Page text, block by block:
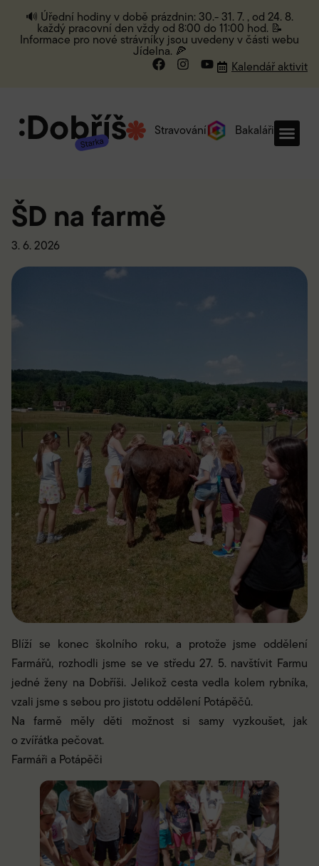
🔊 Úřední hodiny v době prázdnin: 30.- 31. 7. , od 24. 8.
každý pracovní den vždy od 8:00 do 11:00 hod. 📝
Informace pro nové strávníky jsou uvedeny v části webu
Jídelna. 🍕
Kalendář aktivit
Stravování Bakaláři
ŠD na farmě
3. 6. 2026
Blíží se konec školního roku, a protože jsme oddělení
Farmářů, rozhodli jsme se ve středu 27. 5. navštívit Farmu
jedné ženy na Dobříši. Jelikož cesta vedla kolem rybníka,
vzali jsme s sebou pro jistotu oddělení Potápěčů.
Na farmě měly děti možnost si samy vyzkoušet, jak
o zvířátka pečovat.
Farmáři a Potápěči